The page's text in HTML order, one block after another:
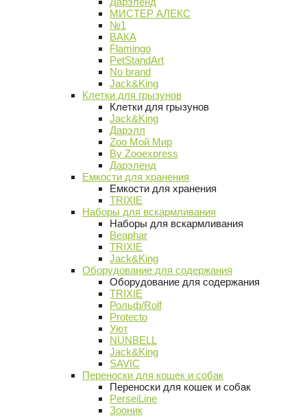
МИСТЕР АЛЕКС
№1
ВАКА
Flamingo
PetStandArt
No brand
Jack&King
Клетки для грызунов
Клетки для грызунов
Jack&King
Дарэлл
Zoo Мой Мир
By Zooexpress
Дарэленд
Емкости для хранения
Емкости для хранения
TRIXIE
Наборы для вскармливания
Наборы для вскармливания
Beaphar
TRIXIE
Jack&King
Оборудование для содержания
Оборудование для содержания
TRIXIE
Рольф/Rolf
Protecto
Уют
NUNBELL
Jack&King
SAVIC
Переноски для кошек и собак
Переноски для кошек и собак
PerseiLine
Зооник